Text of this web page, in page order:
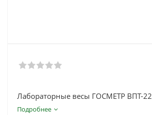
Лабораторные весы ГОСМЕТР ВПТ-22
Подробнее